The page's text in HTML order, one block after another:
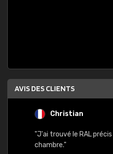
AVIS DES CLIENTS
Christian
"J'ai trouvé le RAL
chambre."